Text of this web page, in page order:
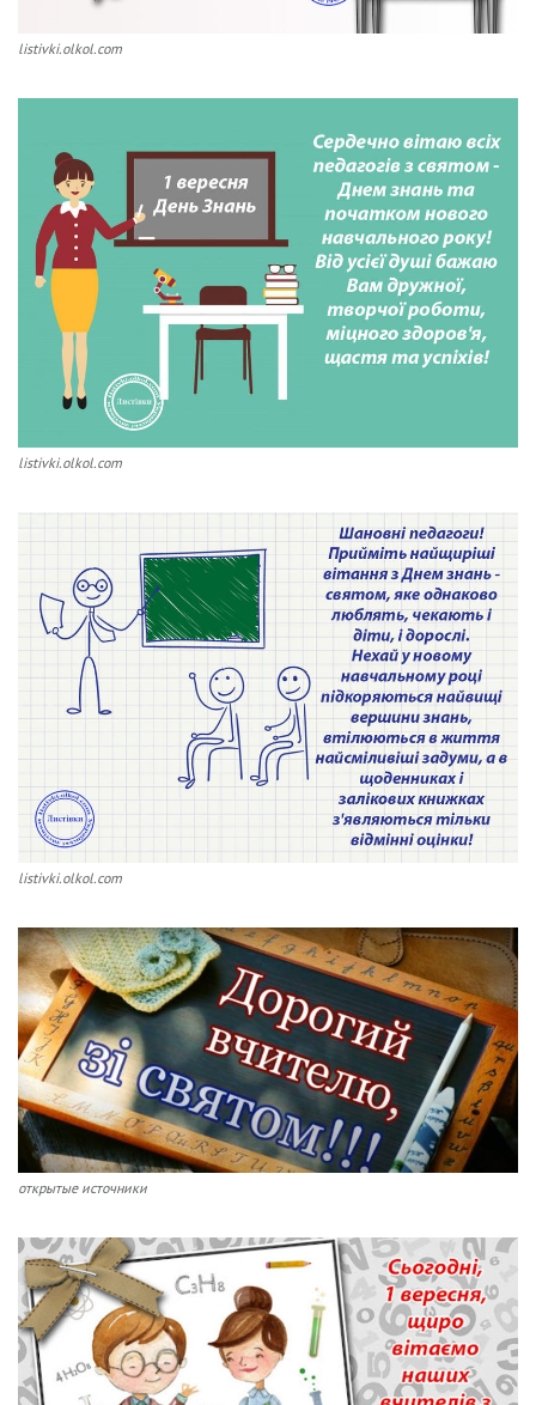
listivki.olkol.com
listivki.olkol.com
listivki.olkol.com
открытые источники